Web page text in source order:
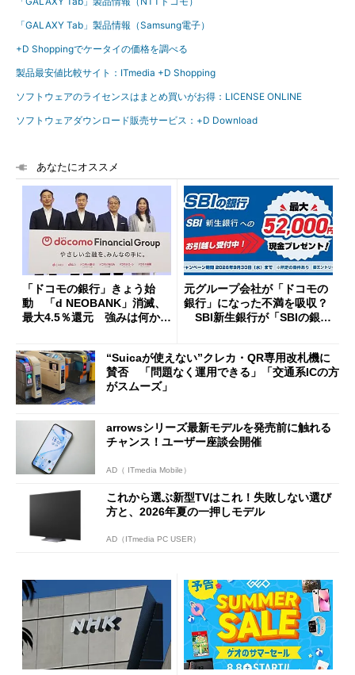
「GALAXY Tab」製品情報（Samsung電子）
+D Shoppingでケータイの価格を調べる
製品最安値比較サイト：ITmedia +D Shopping
ソフトウェアのライセンスはまとめ買いがお得：LICENSE ONLINE
ソフトウェアダウンロード販売サービス：+D Download
あなたにオススメ
「ドコモの銀行」きょう始
動 「d NEOBANK」消滅、
最大4.5％還元 強みは何か解
元グループ会社が「ドコモの
銀行」になった不満を吸収？
SBI新生銀行が「SBIの銀
開催
“Suicaが使えない”クレカ・QR専用改札機に
賛否 「問題なく運用できる」「交通系ICの方
がスムーズ」
arrowsシリーズ最新モデルを発売前に触れる
チャンス！ユーザー座談会開催
AD（ ITmedia Mobile）
これから選ぶ新型TVはこれ！失敗しない選び
方と、2026年夏の一押しモデル
AD（ITmedia PC USER）